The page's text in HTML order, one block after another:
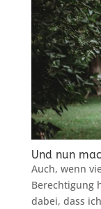
Und nun
Auch, wenn
Berechtigung
dabei, dass